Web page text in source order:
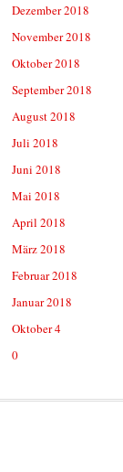
Dezember 2018
November 2018
Oktober 2018
September 2018
August 2018
Juli 2018
Juni 2018
Mai 2018
April 2018
März 2018
Februar 2018
Januar 2018
Oktober 4
0